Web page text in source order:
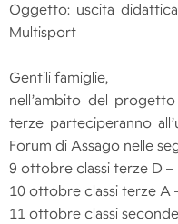
Oggetto: uscita
Multisport
Gentili famiglie,
nell’ambito del
terze parteciperanno
Forum di Assago nelle
9 ottobre classi terze D –
10 ottobre classi terze A
11 ottobre classi